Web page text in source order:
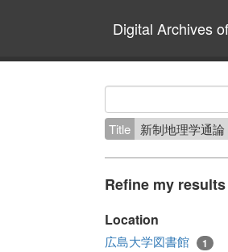
Digital Archives
Title 新制地理学通論
Refine my results
Location
広島大学図書館 1